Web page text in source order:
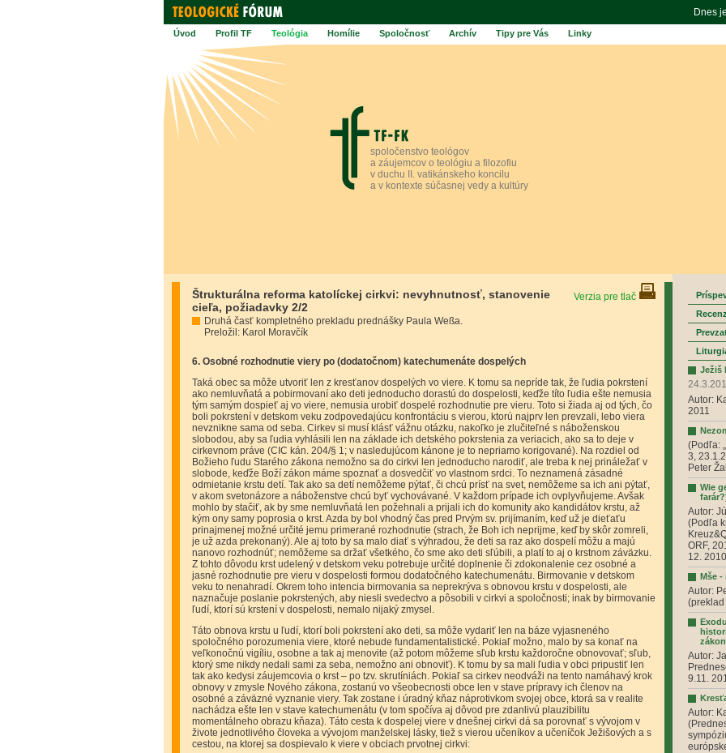
Dnes
Úvod Profil TF Teológia Homílie Spoločnosť Archív Tipy pre Vás Linky
spoločenstvo teológov
a záujemcov o teológiu a filozofiu
v duchu II. vatikánskeho koncilu
a v kontexte súčasnej vedy a kultúry
Verzia pre tlač
Štrukturálna reforma katolíckej cirkvi: nevyhnutnosť, stanovenie
cieľa, požiadavky 2/2
Druhá časť kompletného prekladu prednášky Paula Weßa.
Preložil: Karol Moravčík
6. Osobné rozhodnutie viery po (dodatočnom) katechumenáte dospelých
Taká obec sa môže utvoriť len z kresťanov dospelých vo viere. K tomu sa nepríde tak, že ľudia pokrstení
ako nemluvňatá a pobirmovaní ako deti jednoducho dorastú do dospelosti, keďže títo ľudia ešte nemusia
tým samým dospieť aj vo viere, nemusia urobiť dospelé rozhodnutie pre vieru. Toto si žiada aj od tých, čo
boli pokrstení v detskom veku zodpovedajúcu konfrontáciu s vierou, ktorú najprv len prevzali, lebo viera
nevznikne sama od seba. Cirkev si musí klásť vážnu otázku, nakoľko je zlučiteľné s náboženskou
slobodou, aby sa ľudia vyhlásili len na základe ich detského pokrstenia za veriacich, ako sa to deje v
cirkevnom práve (CIC kán. 204/§ 1; v nasledujúcom kánone je to nepriamo korigované). Na rozdiel od
Božieho ľudu Starého zákona nemožno sa do cirkvi len jednoducho narodiť, ale treba k nej prináležať v
slobode, keďže Boží zákon máme spoznať a dosvedčiť vo vlastnom srdci. To neznamená zásadné
odmietanie krstu detí. Tak ako sa detí nemôžeme pýtať, či chcú prísť na svet, nemôžeme sa ich ani pýtať,
v akom svetonázore a náboženstve chcú byť vychovávané. V každom prípade ich ovplyvňujeme. Avšak
mohlo by stačiť, ak by sme nemluvňatá len požehnali a prijali ich do komunity ako kandidátov krstu, až
kým ony samy poprosia o krst. Azda by bol vhodný čas pred Prvým sv. prijímaním, keď už je dieťaťu
prinajmenej možné určité jemu primerané rozhodnutie (strach, že Boh ich neprijme, keď by skôr zomreli,
je už azda prekonaný). Ale aj toto by sa malo diať s výhradou, že deti sa raz ako dospelí môžu a majú
nanovo rozhodnúť; nemôžeme sa držať všetkého, čo sme ako deti sľúbili, a platí to aj o krstnom záväzku.
Z tohto dôvodu krst udelený v detskom veku potrebuje určité doplnenie či zdokonalenie cez osobné a
jasné rozhodnutie pre vieru v dospelosti formou dodatočného katechumenátu. Birmovanie v detskom
veku to nenahradí. Okrem toho intencia birmovania sa neprekrýva s obnovou krstu v dospelosti, ale
naznačuje poslanie pokrstených, aby niesli svedectvo a pôsobili v cirkvi a spoločnosti; inak by birmovanie
ľudí, ktorí sú krstení v dospelosti, nemalo nijaký zmysel.
Táto obnova krstu u ľudí, ktorí boli pokrstení ako deti, sa môže vydariť len na báze vyjasneného
spoločného porozumenia viere, ktoré nebude fundamentalistické. Pokiaľ možno, malo by sa konať na
veľkonočnú vigíliu, osobne a tak aj menovite (až potom môžeme sľub krstu každoročne obnovovať; sľub,
ktorý sme nikdy nedali sami za seba, nemožno ani obnoviť). K tomu by sa mali ľudia v obci pripustiť len
tak ako kedysi záujemcovia o krst – po tzv. skrutíniách. Pokiaľ sa cirkev neodváži na tento namáhavý krok
obnovy v zmysle Nového zákona, zostanú vo všeobecnosti obce len v stave prípravy ich členov na
osobné a záväzné vyznanie viery. Tak zostane i úradný kňaz náprotivkom svojej obce, ktorá sa v realite
nachádza ešte len v stave katechumenátu (v tom spočíva aj dôvod pre zdanlivú plauzibilitu
momentálneho obrazu kňaza). Táto cesta k dospelej viere v dnešnej cirkvi dá sa porovnať s vývojom v
živote jednotlivého človeka a vývojom manželskej lásky, tiež s vierou učeníkov a učeníčok Ježišových a s
cestou, na ktorej sa dospievalo k viere v obciach prvotnej cirkvi:
Ježiš
Autor:
2011
(Podľa:
3,
Peter
Wie
Autor:
(Podľa
ORF,
12.
Mše -
Autor:
(preklad
Autor:
9.11.
Autor: